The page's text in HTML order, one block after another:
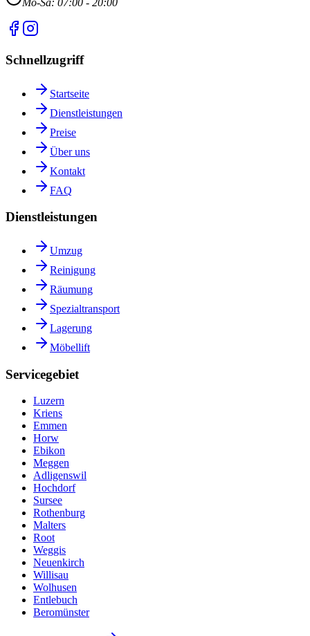
Mo-Sa: 07:00 - 20:00
Schnellzugriff
Startseite
Dienstleistungen
Preise
Über uns
Kontakt
FAQ
Dienstleistungen
Umzug
Reinigung
Räumung
Spezialtransport
Lagerung
Möbellift
Servicegebiet
Luzern
Kriens
Emmen
Horw
Ebikon
Meggen
Adligenswil
Hochdorf
Sursee
Rothenburg
Malters
Root
Weggis
Neuenkirch
Willisau
Wolhusen
Entlebuch
Beromünster